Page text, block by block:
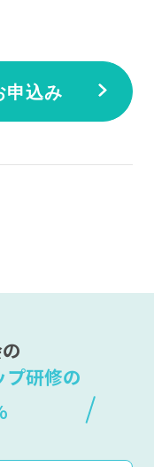
申込み
研修の